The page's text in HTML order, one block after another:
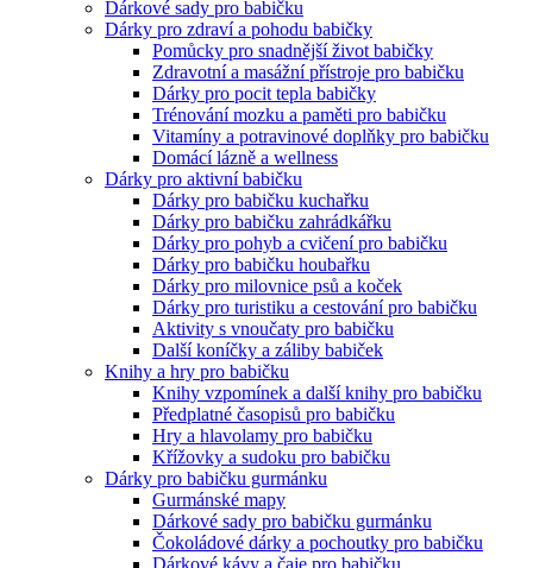
Dárkové sady pro babičku
Dárky pro zdraví a pohodu babičky
Pomůcky pro snadnější život babičky
Zdravotní a masážní přístroje pro babičku
Dárky pro pocit tepla babičky
Trénování mozku a paměti pro babičku
Vitamíny a potravinové doplňky pro babičku
Domácí lázně a wellness
Dárky pro aktivní babičku
Dárky pro babičku kuchařku
Dárky pro babičku zahrádkářku
Dárky pro pohyb a cvičení pro babičku
Dárky pro babičku houbařku
Dárky pro milovnice psů a koček
Dárky pro turistiku a cestování pro babičku
Aktivity s vnoučaty pro babičku
Další koníčky a záliby babiček
Knihy a hry pro babičku
Knihy vzpomínek a další knihy pro babičku
Předplatné časopisů pro babičku
Hry a hlavolamy pro babičku
Křížovky a sudoku pro babičku
Dárky pro babičku gurmánku
Gurmánské mapy
Dárkové sady pro babičku gurmánku
Čokoládové dárky a pochoutky pro babičku
Dárkové kávy a čaje pro babičku